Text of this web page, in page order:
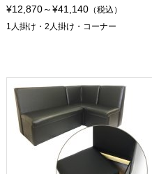
¥12,870～¥41,140（税込）
1人掛け・2人掛け・コーナー